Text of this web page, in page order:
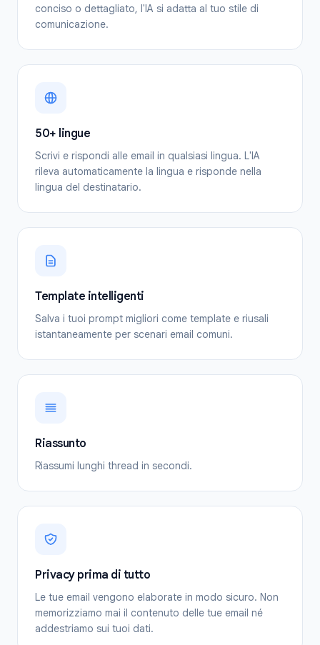
conciso o dettagliato, l'IA si adatta al tuo stile di
comunicazione.
50+ lingue
Scrivi e rispondi alle email in qualsiasi lingua. L'IA
rileva automaticamente la lingua e risponde nella
lingua del destinatario.
Template intelligenti
Salva i tuoi prompt migliori come template e riusali
istantaneamente per scenari email comuni.
Riassunto
Riassumi lunghi thread in secondi.
Privacy prima di tutto
Le tue email vengono elaborate in modo sicuro. Non
memorizziamo mai il contenuto delle tue email né
addestriamo sui tuoi dati.